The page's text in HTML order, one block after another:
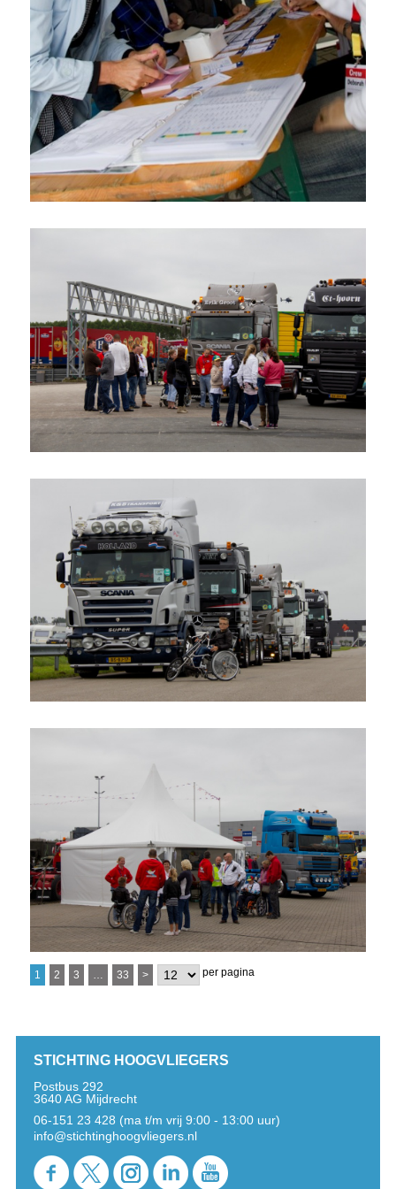
1 2 3 … 33 > per pagina
STICHTING HOOGVLIEGERS
Postbus 292
3640 AG Mijdrecht
06-151 23 428 (ma t/m vrij 9:00 - 13:00 uur)
info@stichtinghoogvliegers.nl